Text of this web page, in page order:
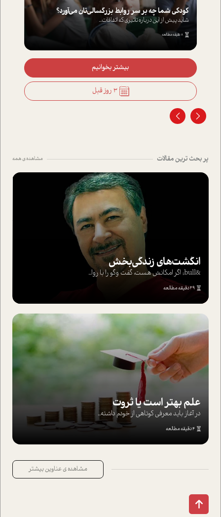
کودکی شما چه بر سر روابط بزرگسالی‌تان می‌آورد؟
شاید پیش از این درباره تاثیری که اتفاقات...
8 دقیقه مطالعه
بیشتر بخوانیم
3 روز قبل
پر بحث ترین مقالات مشاهده ی همه
انگشت‌های‌ زندگی‌بخش
&bull; اگر امکانش هست، گفت وگو را با روا...
29 دقیقه مطالعه
علم بهتر است یا ثروت
در آغاز باید معرفی کوتاهی از خودم داشته...
4 دقیقه مطالعه
مشاهده ی عناوین بیشتر